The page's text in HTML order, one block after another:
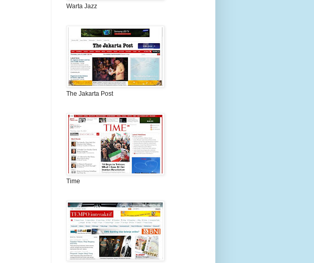
Warta Jazz
The Jakarta Post
Time